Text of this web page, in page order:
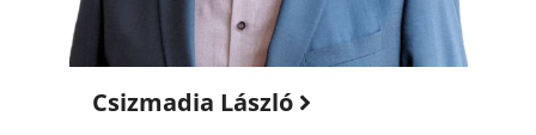
Csizmadia László